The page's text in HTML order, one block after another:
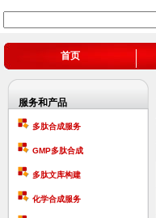
首页
服务和产品
多肽合成服务
GMP多肽合成
多肽文库构建
化学合成服务